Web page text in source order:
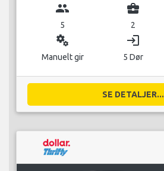
group
5
business_center
2
miscellaneous_services
Manuelt gir
login
5 Dør
SE DETALJER...